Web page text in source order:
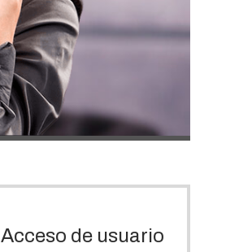
Acceso de usuario